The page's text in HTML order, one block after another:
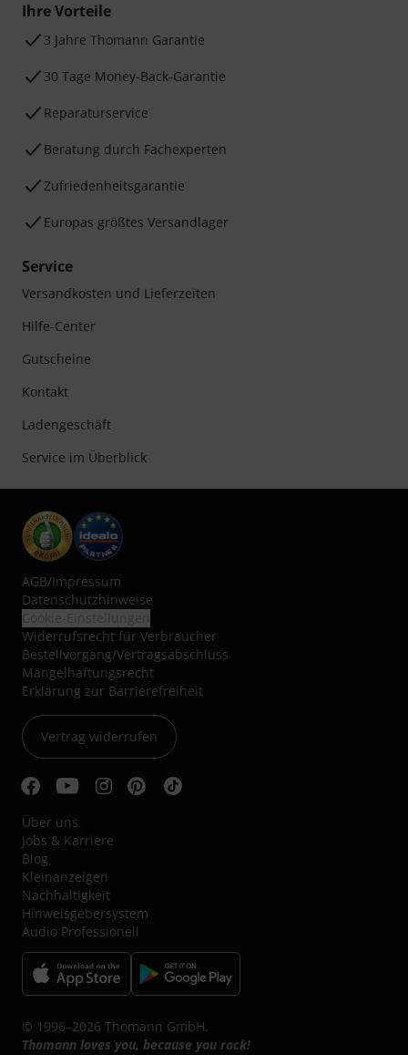
Ihre Vorteile
3 Jahre Thomann Garantie
30 Tage Money-Back-Garantie
Reparaturservice
Beratung durch Fachexperten
Zufriedenheitsgarantie
Europas größtes Versandlager
Service
Versandkosten und Lieferzeiten
Hilfe-Center
Gutscheine
Kontakt
Ladengeschäft
Service im Überblick
AGB/Impressum
Datenschutzhinweise
Widerrufsrecht für Verbraucher
Bestellvorgang/Vertragsabschluss
Mängelhaftungsrecht
Erklärung zur Barrierefreiheit
Vertrag widerrufen
Über uns
Jobs & Karriere
Blog
Kleinanzeigen
Nachhaltigkeit
Hinweisgebersystem
Audio Professionell
© 1996–2026 Thomann GmbH.
Thomann loves you, because you rock!